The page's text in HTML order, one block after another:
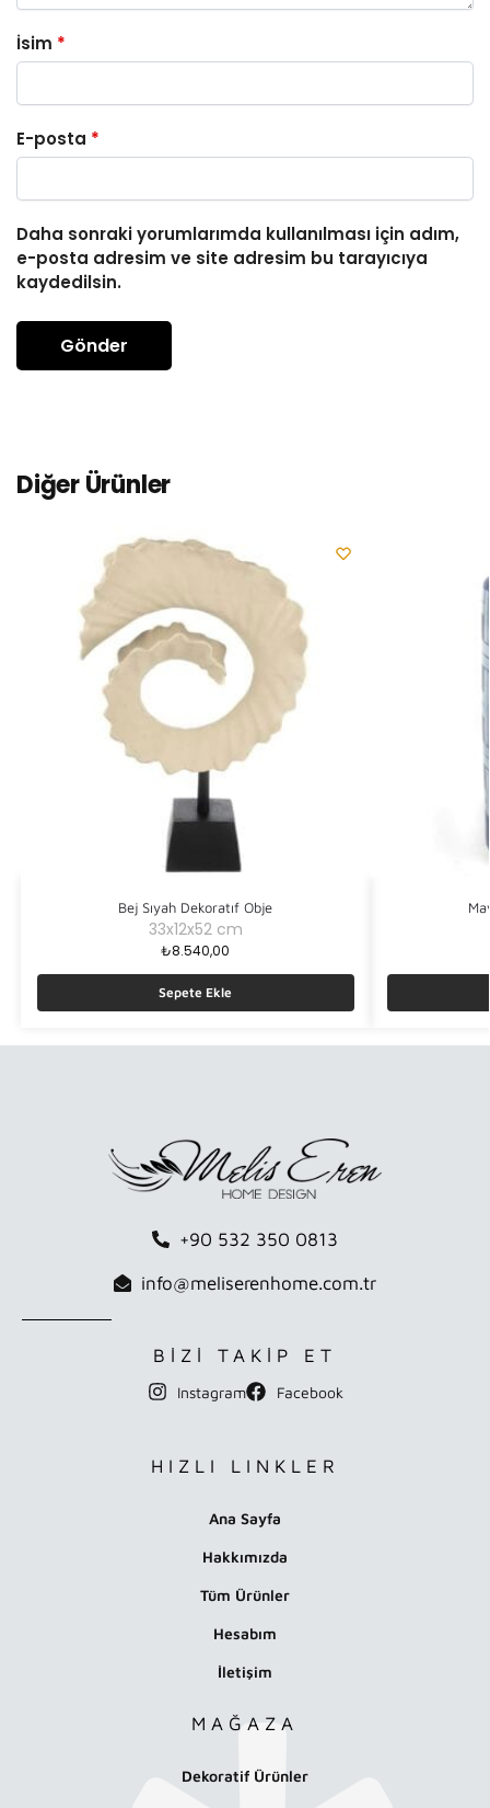
İsim *
E-posta *
Daha sonraki yorumlarımda kullanılması için adım,
e-posta adresim ve site adresim bu tarayıcıya
kaydedilsin.
Diğer Ürünler
Bej Sıyah Dekoratıf Obje
33x12x52 cm
₺8.540,00
Sepete Ekle
+90 532 350 0813
info@meliserenhome.com.tr
BİZİ TAKİP ET
Instagram Facebook
HIZLI LINKLER
Ana Sayfa
Hakkımızda
Tüm Ürünler
Hesabım
İletişim
MAĞAZA
Dekoratif Ürünler